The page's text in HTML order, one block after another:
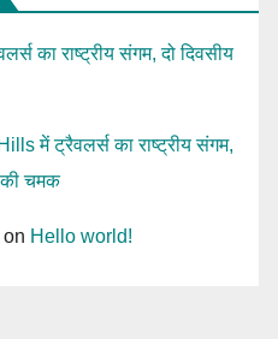
का राष्ट्रीय संगम, दो दिवसीय
में ट्रैवलर्स का राष्ट्रीय संगम,
की चमक
on Hello world!